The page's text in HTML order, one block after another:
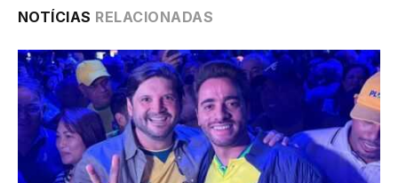
NOTÍCIAS RELACIONADAS